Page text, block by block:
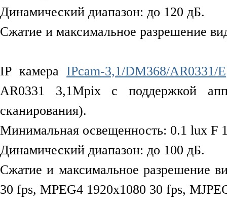
Динамический диапазон: до 120 дБ.
Сжатие и максимальное разрешение
IP камера IPcam-3,1/DM368/AR0331/E
AR0331 3,1Mpix с поддержкой
сканирования).
Минимальная освещенность: 0.1 lux F
Динамический диапазон: до 100 дБ.
Сжатие и максимальное разрешение
30 fps, MPEG4 1920x1080 30 fps,